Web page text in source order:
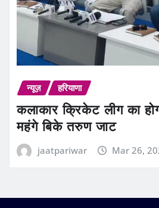
न्यूज़ हरियाणा
कलाकार क्रिकेट लीग का
महंगे बिके तरुण जाट
jaatpariwar Mar 26,